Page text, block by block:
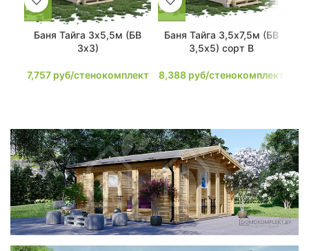
Баня Тайга 3х5,5м (БВ
3х3)
7,757 руб/стенокомплект
Баня Тайга 3,5х7,5м (БВ
3,5х5) сорт В
8,388 руб/стенокомплект